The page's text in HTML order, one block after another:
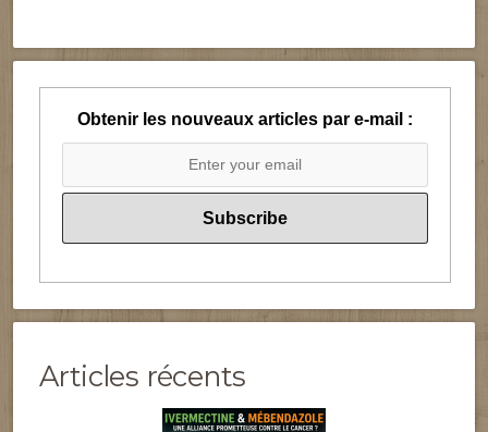
Obtenir les nouveaux articles par e-mail :
Articles récents